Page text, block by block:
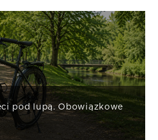
pod lupą. Obowiązkowe